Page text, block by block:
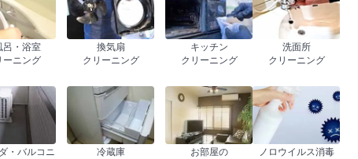
呂・浴室
ーニング
換気扇
クリーニング
キッチン
クリーニング
洗面所
クリーニング
・バルコニ
冷蔵庫
お部屋の
ノロウイルス消毒